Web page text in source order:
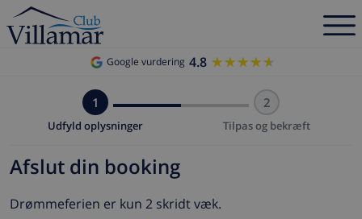
Google vurdering 4.8 ★★★★★
★★★★★
1
Udfyld oplysninger
2
Tilpas og bekræft
Afslut din booking
Drømmeferien er kun 2 skridt væk.